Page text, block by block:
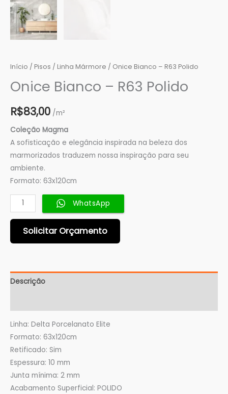
Início / Pisos / Linha Mármore / Onice Bianco – R63 Polido
Onice Bianco – R63 Polido
R$83,00 /m²
Coleção Magma
A sofisticação e elegância inspirada na beleza dos
marmorizados traduzem nossa inspiração para seu
ambiente.
Formato: 63x120cm
WhatsApp
Solicitar Orçamento
Descrição
Linha: Delta Porcelanato Elite
Formato: 63x120cm
Retificado: Sim
Espessura: 10 mm
Junta mínima: 2 mm
Acabamento Superficial: POLIDO